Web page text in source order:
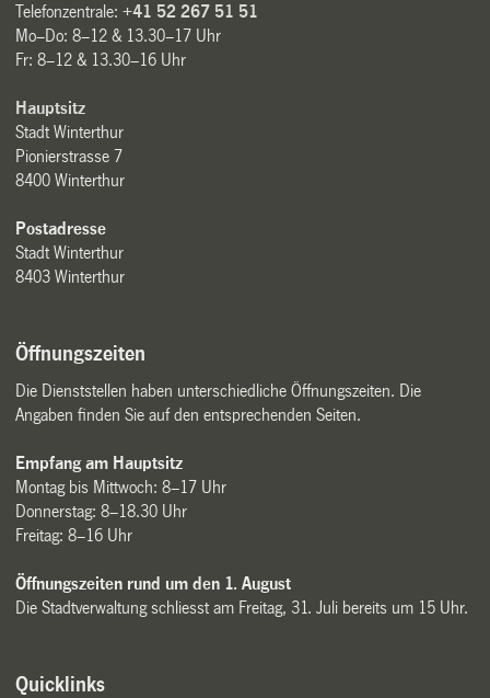
Telefonzentrale:+41 52 267 51 51
Mo–Do: 8–12 & 13.30–17 Uhr
Fr: 8–12 & 13.30–16 Uhr
Hauptsitz
Stadt Winterthur
Pionierstrasse 7
8400 Winterthur
Postadresse
Stadt Winterthur
8403 Winterthur
Öffnungszeiten
Die Dienststellen haben unterschiedliche Öffnungszeiten. Die
Angaben finden Sie auf den entsprechenden Seiten.
Empfang am Hauptsitz
Montag bis Mittwoch: 8–17 Uhr
Donnerstag: 8–18.30 Uhr
Freitag: 8–16 Uhr
Öffnungszeiten rund um den 1. August
Die Stadtverwaltung schliesst am Freitag, 31. Juli bereits um 15 Uhr.
Quicklinks